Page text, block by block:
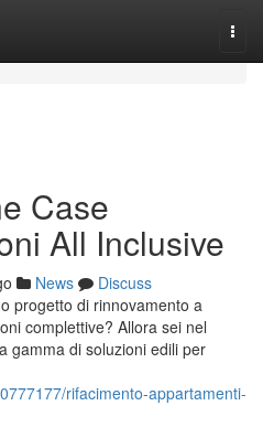
Case
All Inclusive
News
Discuss
progetto di rinnovamento a
complettive? Allora sei nel
gamma di soluzioni edili per
rifacimento-appartamenti-